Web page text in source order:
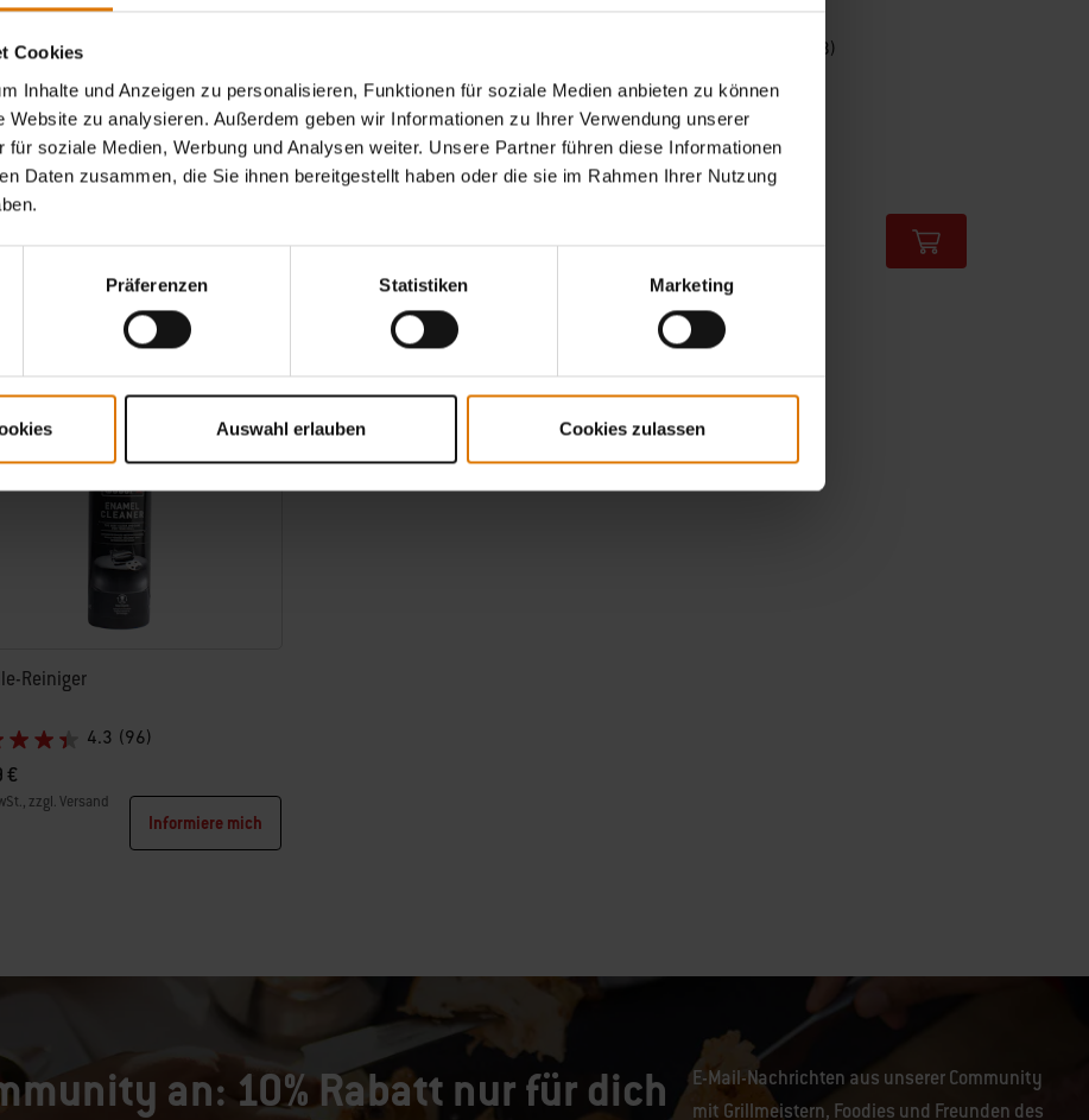
Cookies
Inhalte und Anzeigen zu personalisieren, Funktionen für soziale Medien anbieten zu können
Website zu analysieren. Außerdem geben wir Informationen zu Ihrer Verwendung unserer
für soziale Medien, Werbung und Analysen weiter. Unsere Partner führen diese Informationen
Daten zusammen, die Sie ihnen bereitgestellt haben oder die sie im Rahmen Ihrer Nutzung
Präferenzen Statistiken Marketing
Auswahl erlauben Cookies zulassen
die
Grills
11,99 €
inkl. MwSt., zzgl. Versand
Color Options
(78)
3,79 €
inkl. MwSt., zzgl. Versand
Color Options
Reiniger
4.3 (96)
€
zzgl. Versand
Informiere mich
an: 10% Rabatt nur für dich
E-Mail-Nachrichten aus unserer Community
mit Grillmeistern, Foodies und Freunden des